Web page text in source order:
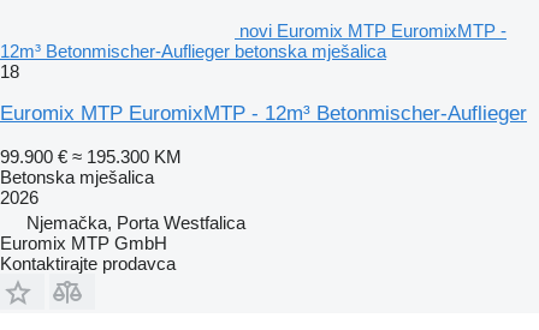
novi Euromix MTP EuromixMTP -
12m³ Betonmischer-Auflieger betonska mješalica
18
Euromix MTP EuromixMTP - 12m³ Betonmischer-Auflieger
99.900 € ≈ 195.300 KM
Betonska mješalica
2026
Njemačka, Porta Westfalica
Euromix MTP GmbH
Kontaktirajte prodavca